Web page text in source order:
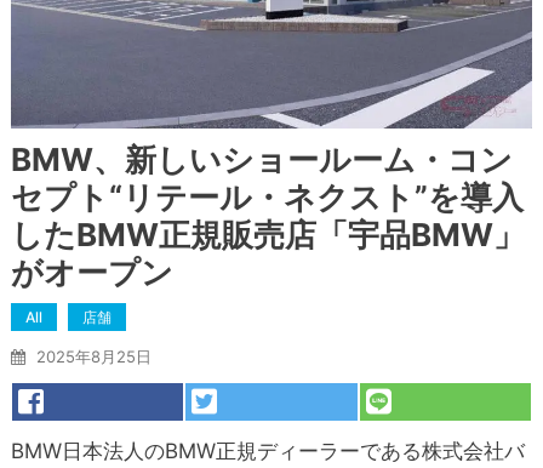
BMW、新しいショールーム・コン
セプト“リテール・ネクスト”を導入
したBMW正規販売店「宇品BMW」
がオープン
All 店舗
2025年8月25日
BMW日本法人のBMW正規ディーラーである株式会社バ